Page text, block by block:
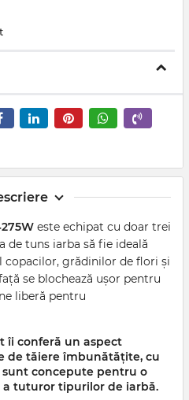
este echipat cu doar trei
de tuns iarba să fie ideală
copacilor, grădinilor de flori și
se blochează ușor pentru
liberă pentru
îi conferă un aspect
de tăiere îmbunătățite, cu
concepute pentru o
tuturor tipurilor de iarbă.